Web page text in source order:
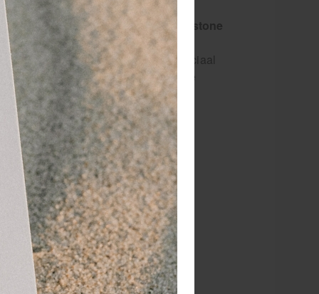
massage-olie geschikt voor hotstone
professionele massageolie is speciaal
met basaltstenen. Verwarmde
Gebruik een speciale